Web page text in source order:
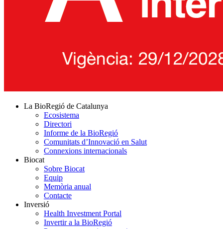
La BioRegió de Catalunya
Ecosistema
Directori
Informe de la BioRegió
Comunitats d’Innovació en Salut
Connexions internacionals
Biocat
Sobre Biocat
Equip
Memòria anual
Contacte
Inversió
Health Investment Portal
Invertir a la BioRegió